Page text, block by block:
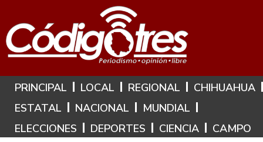
Hoy es: 6 de Agosto de 2026
PRINCIPAL LOCAL REGIONAL
CHIHUAHUA
ESTATAL
NACIONAL
MUNDIAL
ELECCIONES
DEPORTES CIENCIA CAMPO